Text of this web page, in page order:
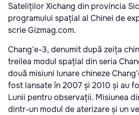
Sateliților Xichang din provincia
programului spațial al Chinei de
scrieGizmag.com.
Chang’e-3, denumit după zeița
treilea modul spațial din seria
două misiuni lunare chineze
fost lansate în 2007 și 2010 și au
Lunii pentru observații. Misiunea
dintr-un modul de aterizare și un